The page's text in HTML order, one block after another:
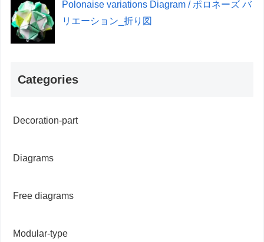
Polonaise variations Diagram / ポロネーズ バ
リエーション_折り図
Categories
Decoration-part
Diagrams
Free diagrams
Modular-type